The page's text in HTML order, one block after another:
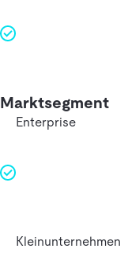
Marktsegment
Enterprise
Kleinunternehmen